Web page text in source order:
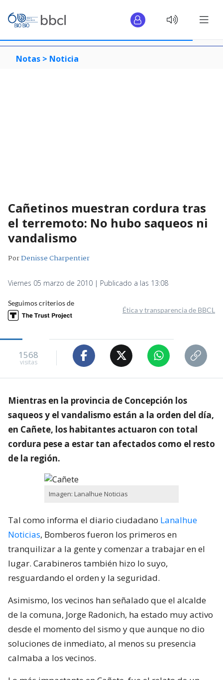
Notas > Noticia
Cañetinos muestran cordura tras
el terremoto: No hubo saqueos ni
vandalismo
PorDenisse Charpentier
Viernes 05 marzo de 2010 | Publicado a las 13:08
Seguimos criterios de
Ética y transparencia de BBCL
1568
visitas
Mientras en la provincia de Concepción los
saqueos y el vandalismo están a la orden del día,
en Cañete, los habitantes actuaron con total
cordura pese a estar tan afectados como el resto
de la región.
Imagen: Lanalhue Noticias
Tal como informa el diario ciudadano Lanalhue
Noticias, Bomberos fueron los primeros en
tranquilizar a la gente y comenzar a trabajar en el
lugar. Carabineros también hizo lo suyo,
resguardando el orden y la seguridad.
Asimismo, los vecinos han señalado que el alcalde
de la comuna, Jorge Radonich, ha estado muy activo
desde el momento del sismo y que aunque no dio
soluciones de inmediato, al menos su presencia
calmaba a los vecinos.